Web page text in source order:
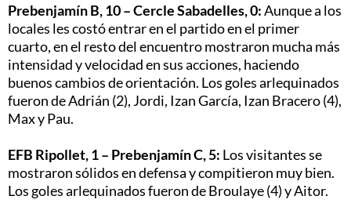
Prebenjamín B, 10 – Cercle Sabadelles, 0:Aunque a los
locales les costó entrar en el partido en el primer
cuarto, en el resto del encuentro mostraron mucha más
intensidad y velocidad en sus acciones, haciendo
buenos cambios de orientación. Los goles arlequinados
fueron de Adrián (2), Jordi, Izan García, Izan Bracero (4),
Max y Pau.
EFB Ripollet, 1 – Prebenjamín C, 5: Los visitantes se
mostraron sólidos en defensa y compitieron muy bien.
Los goles arlequinados fueron de Broulaye (4) y Aitor.